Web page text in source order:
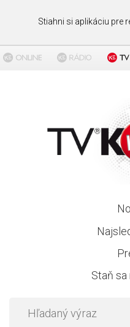
Stiahni si aplikáciu pre
Staň